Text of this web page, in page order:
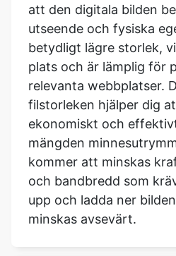
plats och är lämplig för
relevanta webbplatser.
filstorleken hjälper dig
ekonomiskt och
mängden
kommer att minskas
och bandbredd som
upp och ladda ner
minskas avsevärt.
Vilka är typerna av